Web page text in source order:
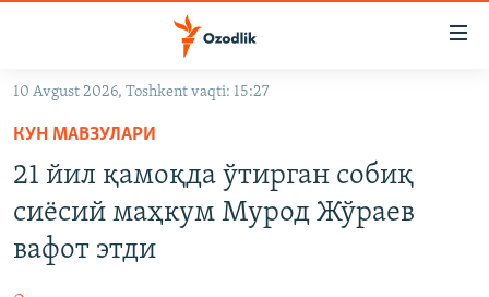
Асосий
навигацияга
ўтинг
Қидиришга
ўтинг
OZODARXIV
На русском
10 Avgust 2026, Toshkent vaqti: 15:27
КУН МАВЗУЛАРИ
21 йил қамоқда ўтирган собиқ
сиёсий маҳкум Мурод Жўраев
вафот этди